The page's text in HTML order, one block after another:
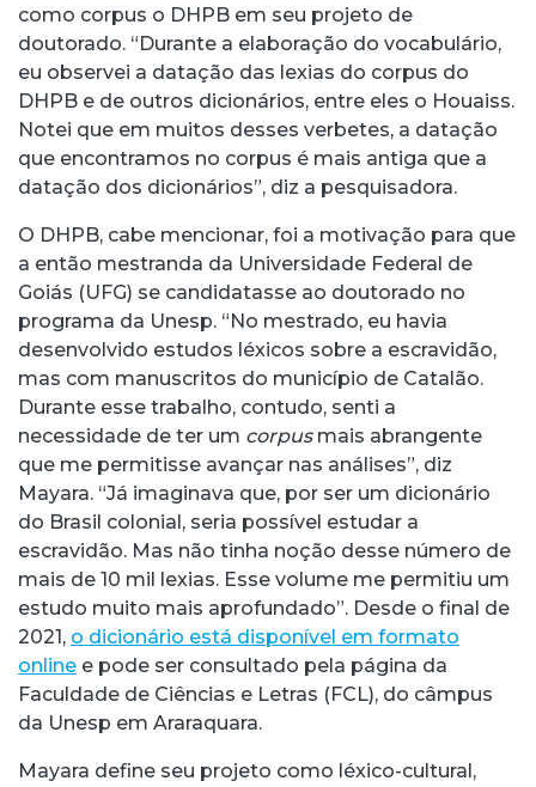
como corpus o DHPB em seu projeto de
doutorado. “Durante a elaboração do vocabulário,
eu observei a datação das lexias do corpus do
DHPB e de outros dicionários, entre eles o Houaiss.
Notei que em muitos desses verbetes, a datação
que encontramos no corpus é mais antiga que a
datação dos dicionários”, diz a pesquisadora.
O DHPB, cabe mencionar, foi a motivação para que
a então mestranda da Universidade Federal de
Goiás (UFG) se candidatasse ao doutorado no
programa da Unesp. “No mestrado, eu havia
desenvolvido estudos léxicos sobre a escravidão,
mas com manuscritos do município de Catalão.
Durante esse trabalho, contudo, senti a
necessidade de ter um corpusmais abrangente
que me permitisse avançar nas análises”, diz
Mayara. “Já imaginava que, por ser um dicionário
do Brasil colonial, seria possível estudar a
escravidão. Mas não tinha noção desse número de
mais de 10 mil lexias. Esse volume me permitiu um
estudo muito mais aprofundado”. Desde o final de
2021, o dicionário está disponível em formato
online e pode ser consultado pela página da
Faculdade de Ciências e Letras (FCL), do câmpus
da Unesp em Araraquara.
Mayara define seu projeto como léxico-cultural,